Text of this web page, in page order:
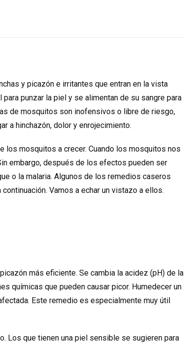
y picazón e irritantes que entran en la vista
punzar la piel y se alimentan de su sangre para
de mosquitos son inofensivos o libre de riesgo,
a hinchazón, dolor y enrojecimiento.
los mosquitos a crecer. Cuando los mosquitos nos
embargo, después de los efectos pueden ser
o la malaria. Algunos de los remedios caseros
Vamos a echar un vistazo a ellos.
más eficiente. Se cambia la acidez (pH) de la
químicas que pueden causar picor. Humedecer un
Este remedio es especialmente muy útil
Los que tienen una piel sensible se sugieren para